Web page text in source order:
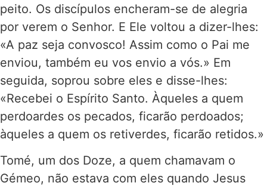
peito. Os discípulos encheram-se de alegria
por verem o Senhor. E Ele voltou a dizer-lhes:
«A paz seja convosco! Assim como o Pai me
enviou, também eu vos envio a vós.» Em
seguida, soprou sobre eles e disse-lhes:
«Recebei o Espírito Santo. Àqueles a quem
perdoardes os pecados, ficarão perdoados;
àqueles a quem os retiverdes, ficarão retidos.»
Tomé, um dos Doze, a quem chamavam o
Gémeo, não estava com eles quando Jesus